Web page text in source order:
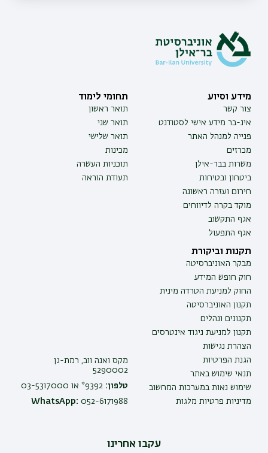
מידע וסיוע
צור קשר
אינ-בר מידע אישי לסטודנט
פנייה למנהל האתר
מכרזים
משרות בבר-אילן
ביטחון ובטיחות
חירום ועזרה ראשונה
מוקד בקרה לדיווחים
אגף התקשוב
אגף התפעול
תחומי לימוד
תואר ראשון
תואר שני
תואר שלישי
מכינות
תוכניות העשרה
תעודת הוראה
תקנות וביקורת
מבקר האוניברסיטה
חוק חופש המידע
החוק למניעת הטרדה מינית
תקנון האוניברסיטה
תקנונים ונהלים
תקנון למניעת ניגוד אינטרסים
הצהרת נגישות
הגנת הפרטיות
תנאי שימוש באתר
שימוש נאות במערכות המחשוב
מדיניות פרטיות מלגות
מקס ואנה ווב, רמת-גן
5290002
טלפון:
WhatsApp: 052-6171988
עקבו אחרינו